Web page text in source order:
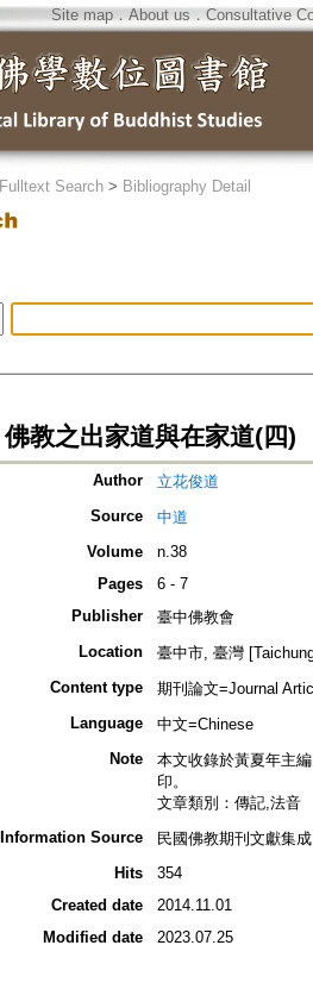
Site map．About us ． Consultative
Fulltext Search > Bibliography Detail
佛教之出家道與在家道(四)
Author
立花俊道
Source
中道
Volume
n.38
Pages
6 - 7
Publisher
臺中佛教會
Location
臺中市, 臺灣
Content type
期刊論文=Journal
Language
中文=Chinese
Note
本文收錄於黃夏年主
印。
文章類別：傳記,法音
Information Source
民國佛教期刊文獻集
Hits
354
Created date
2014.11.01
Modified date
2023.07.25